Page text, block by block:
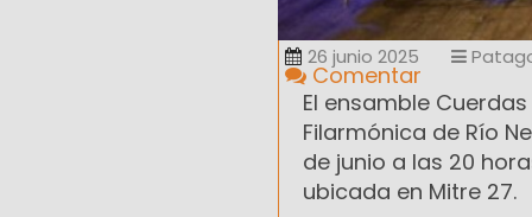
26 junio 2025
Comentar
El ensamble
Filarmónica de Río
de junio a las 20
ubicada en Mitre 27.